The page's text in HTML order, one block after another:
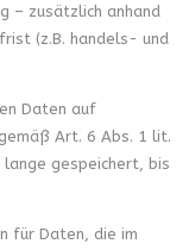
– zusätzlich anhand
(z.B. handels- und
Daten auf
Art. 6 Abs. 1 lit.
gespeichert, bis
für Daten, die im